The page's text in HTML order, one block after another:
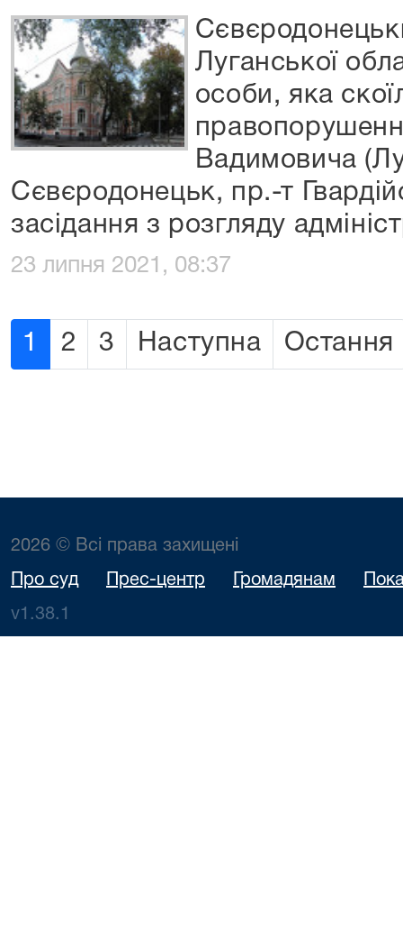
Луганської
особи, яка
Вадимовича
Сєвєродонецьк, пр.-т
засідання з розгляду
23 липня 2021, 08:37
1 2 3 Наступна Остання
2026 © Всі права захищені
Про суд Прес-центр Громадянам
v1.38.1